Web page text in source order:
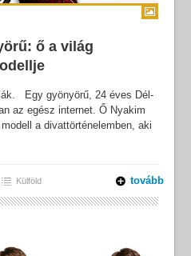
ő a világ
Egy gyönyörű, 24 éves Dél-
az egész internet. Ő Nyakim
a divattörténelemben, aki
Külföld tovább